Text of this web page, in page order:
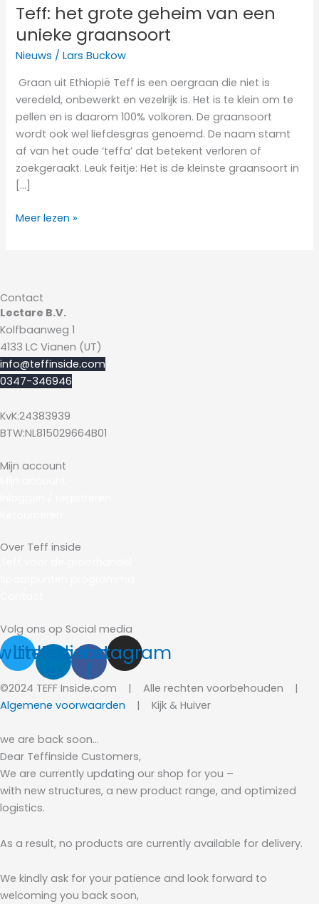
Teff: het grote geheim van een
unieke graansoort
Nieuws /Lars Buckow
Graan uit Ethiopië Teff is een oergraan die niet is
veredeld, onbewerkt en vezelrijk is. Het is te klein om te
pellen en is daarom 100% volkoren. De graansoort
wordt ook wel liefdesgras genoemd. De naam stamt
af van het oude ‘teffa’ dat betekent verloren of
zoekgeraakt. Leuk feitje: Het is de kleinste graansoort in
[…]
Teff:
grote
geheim
van
een
unieke
graansoort
Meer lezen »
Contact
Lectare B.V.
Kolfbaanweg 1
4133 LC Vianen (UT)
info@teffinside.com
0347-346946
KvK:24383939
BTW:NL815029664B01
Mijn account
Over Teff inside
Volg ons op Social media
Linkedin-
in
Facebook-
f
Instagram
©2024 TEFF Inside.com | Alle rechten voorbehouden |
Algemene voorwaarden
| Kijk & Huiver
we are back soon…
Dear Teffinside Customers,
We are currently updating our shop for you –
with new structures, a new product range, and optimized
logistics.
As a result, no products are currently available for delivery.
We kindly ask for your patience and look forward to
welcoming you back soon,